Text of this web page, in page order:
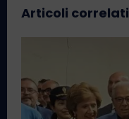
Articoli correlati